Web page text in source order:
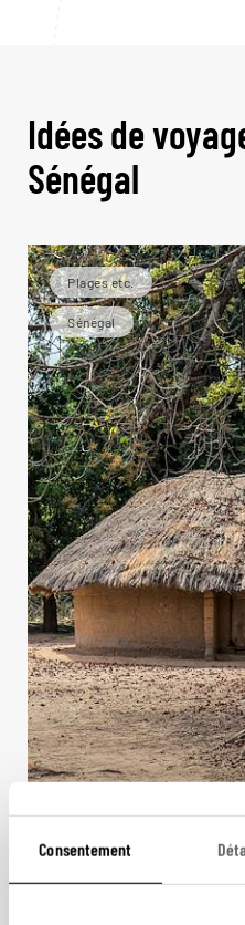
Consentement
Idées de
Sénégal
Plages etc.
Sénégal
Cocotiers et
Séjour sénégalais à
Casamance.